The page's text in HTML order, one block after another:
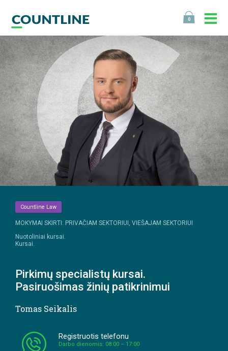
0
Countline Law
MOKYMAI SKIRTI: PRIVAČIAM SEKTORIUI, VIEŠAJAM SEKTORIUI
Nuotoliniai kursai.
Kursai.
Pirkimų specialistų kursai.
Pasiruošimas žinių patikrinimui
Tomas Seikalis
Registruotis telefonu
Darbo dienomis: 08:00 – 17:00